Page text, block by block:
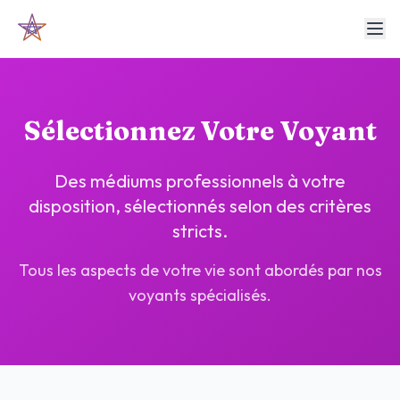
Sélectionnez Votre Voyant
Des médiums professionnels à votre
disposition, sélectionnés selon des critères
stricts.
Tous les aspects de votre vie sont abordés par nos
voyants spécialisés.